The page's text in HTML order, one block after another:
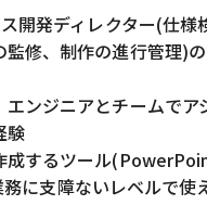
開発ディレクター(仕様
監修、制作の進行管理)
エンジニアとチームでア
験
成するツール
に支障ないレベルで使